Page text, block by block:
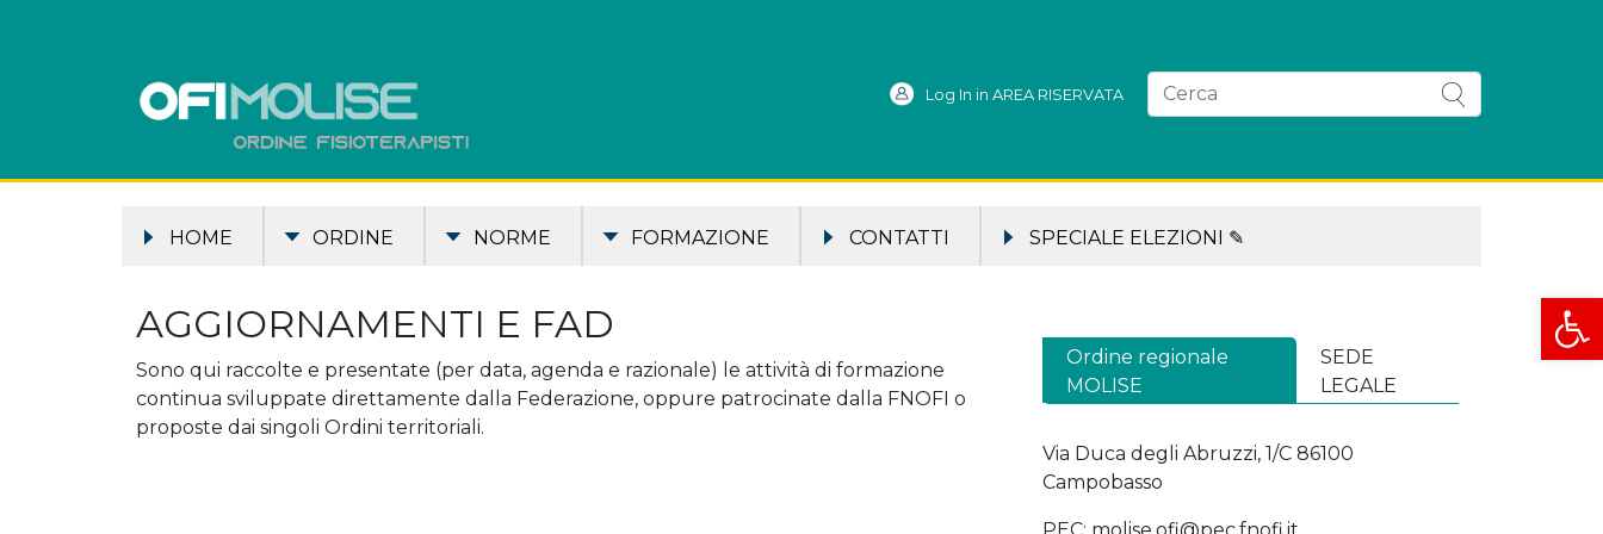
Apri
Log In in AREA RISERVATA
HOME ORDINE NORME FORMAZIONE CONTATTI SPECIALE ELEZIONI ✎
AGGIORNAMENTI E FAD
Sono qui raccolte e presentate (per data, agenda e razionale) le attività di formazione
continua sviluppate direttamente dalla Federazione, oppure patrocinate dalla FNOFI o
proposte dai singoli Ordini territoriali.
Ordine regionale
MOLISE
SEDE
LEGALE
Via Duca degli Abruzzi, 1/C 86100
Campobasso